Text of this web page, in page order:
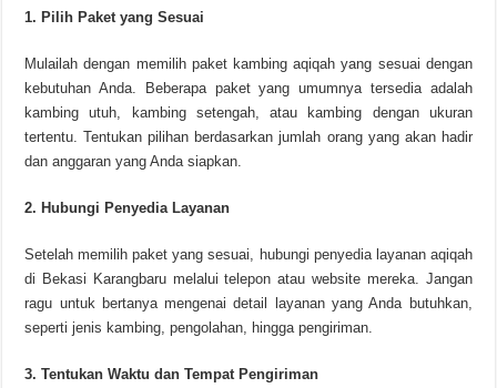
1. Pilih Paket yang Sesuai
Mulailah dengan memilih paket kambing aqiqah yang sesuai dengan
kebutuhan Anda. Beberapa paket yang umumnya tersedia adalah
kambing utuh, kambing setengah, atau kambing dengan ukuran
tertentu. Tentukan pilihan berdasarkan jumlah orang yang akan hadir
dan anggaran yang Anda siapkan.
2. Hubungi Penyedia Layanan
Setelah memilih paket yang sesuai, hubungi penyedia layanan aqiqah
di Bekasi Karangbaru melalui telepon atau website mereka. Jangan
ragu untuk bertanya mengenai detail layanan yang Anda butuhkan,
seperti jenis kambing, pengolahan, hingga pengiriman.
3. Tentukan Waktu dan Tempat Pengiriman